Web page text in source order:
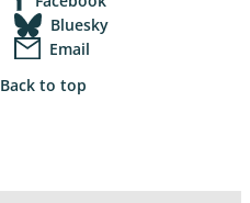
Bluesky
Email
Back to top